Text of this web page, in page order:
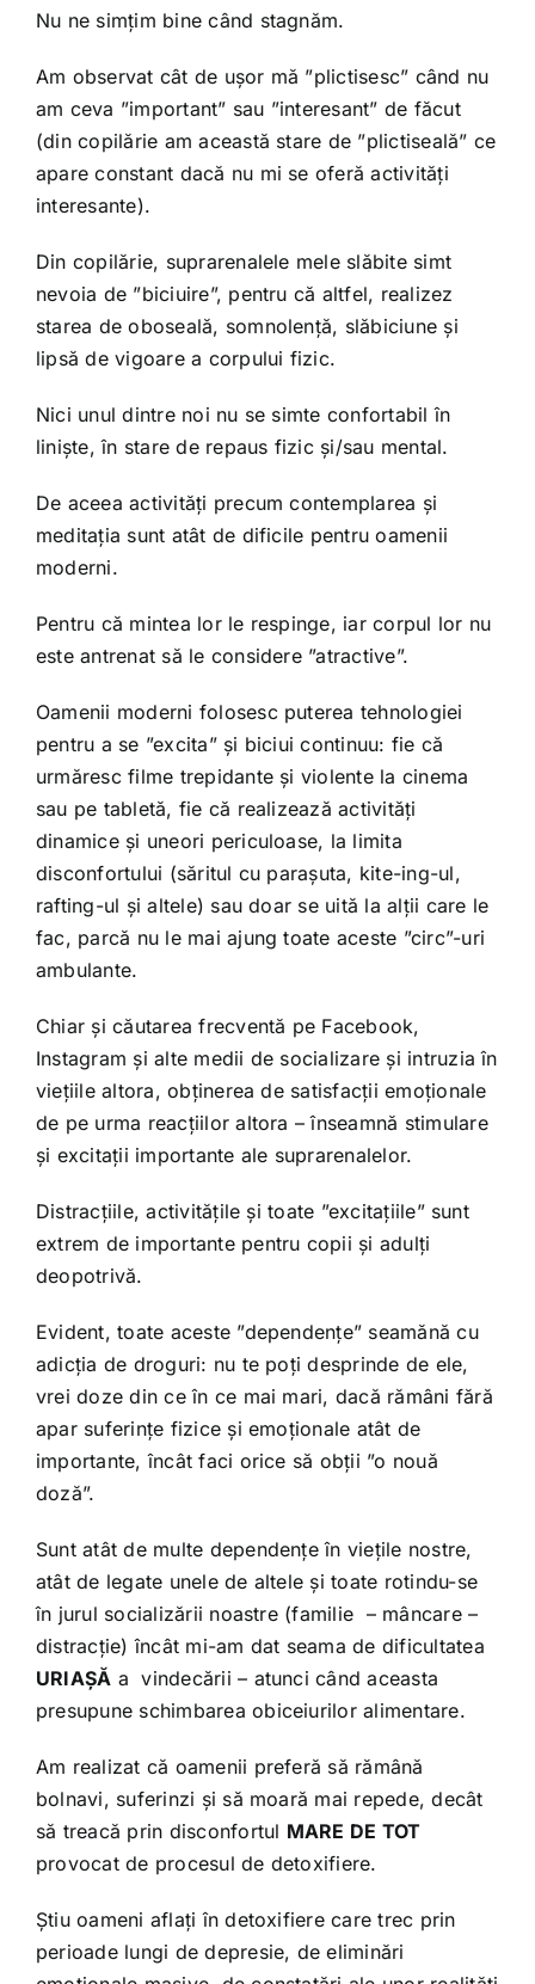
Nu ne simțim bine când stagnăm.
Am observat cât de ușor mă ”plictisesc” când nu
am ceva ”important” sau ”interesant” de făcut
(din copilărie am această stare de ”plictiseală” ce
apare constant dacă nu mi se oferă activități
interesante).
Din copilărie, suprarenalele mele slăbite simt
nevoia de ”biciuire”, pentru că altfel, realizez
starea de oboseală, somnolență, slăbiciune și
lipsă de vigoare a corpului fizic.
Nici unul dintre noi nu se simte confortabil în
liniște, în stare de repaus fizic și/sau mental.
De aceea activități precum contemplarea și
meditația sunt atât de dificile pentru oamenii
moderni.
Pentru că mintea lor le respinge, iar corpul lor nu
este antrenat să le considere ”atractive”.
Oamenii moderni folosesc puterea tehnologiei
pentru a se ”excita” și biciui continuu: fie că
urmăresc filme trepidante și violente la cinema
sau pe tabletă, fie că realizează activități
dinamice și uneori periculoase, la limita
disconfortului (săritul cu parașuta, kite-ing-ul,
rafting-ul și altele) sau doar se uită la alții care le
fac, parcă nu le mai ajung toate aceste ”circ”-uri
ambulante.
Chiar și căutarea frecventă pe Facebook,
Instagram și alte medii de socializare și intruzia în
viețiile altora, obținerea de satisfacții emoționale
de pe urma reacțiilor altora – înseamnă stimulare
și excitații importante ale suprarenalelor.
Distracțiile, activitățile și toate ”excitațiile” sunt
extrem de importante pentru copii și adulți
deopotrivă.
Evident, toate aceste ”dependențe” seamănă cu
adicția de droguri: nu te poți desprinde de ele,
vrei doze din ce în ce mai mari, dacă rămâni fără
apar suferințe fizice și emoționale atât de
importante, încât faci orice să obții ”o nouă
doză”.
Sunt atât de multe dependențe în viețile nostre,
atât de legate unele de altele și toate rotindu-se
în jurul socializării noastre (familie – mâncare –
distracție) încât mi-am dat seama de dificultatea
URIAȘĂ a vindecării – atunci când aceasta
presupune schimbarea obiceiurilor alimentare.
Am realizat că oamenii preferă să rămână
bolnavi, suferinzi și să moară mai repede, decât
să treacă prin disconfortul MARE DE TOT
provocat de procesul de detoxifiere.
Știu oameni aflați în detoxifiere care trec prin
perioade lungi de depresie, de eliminări